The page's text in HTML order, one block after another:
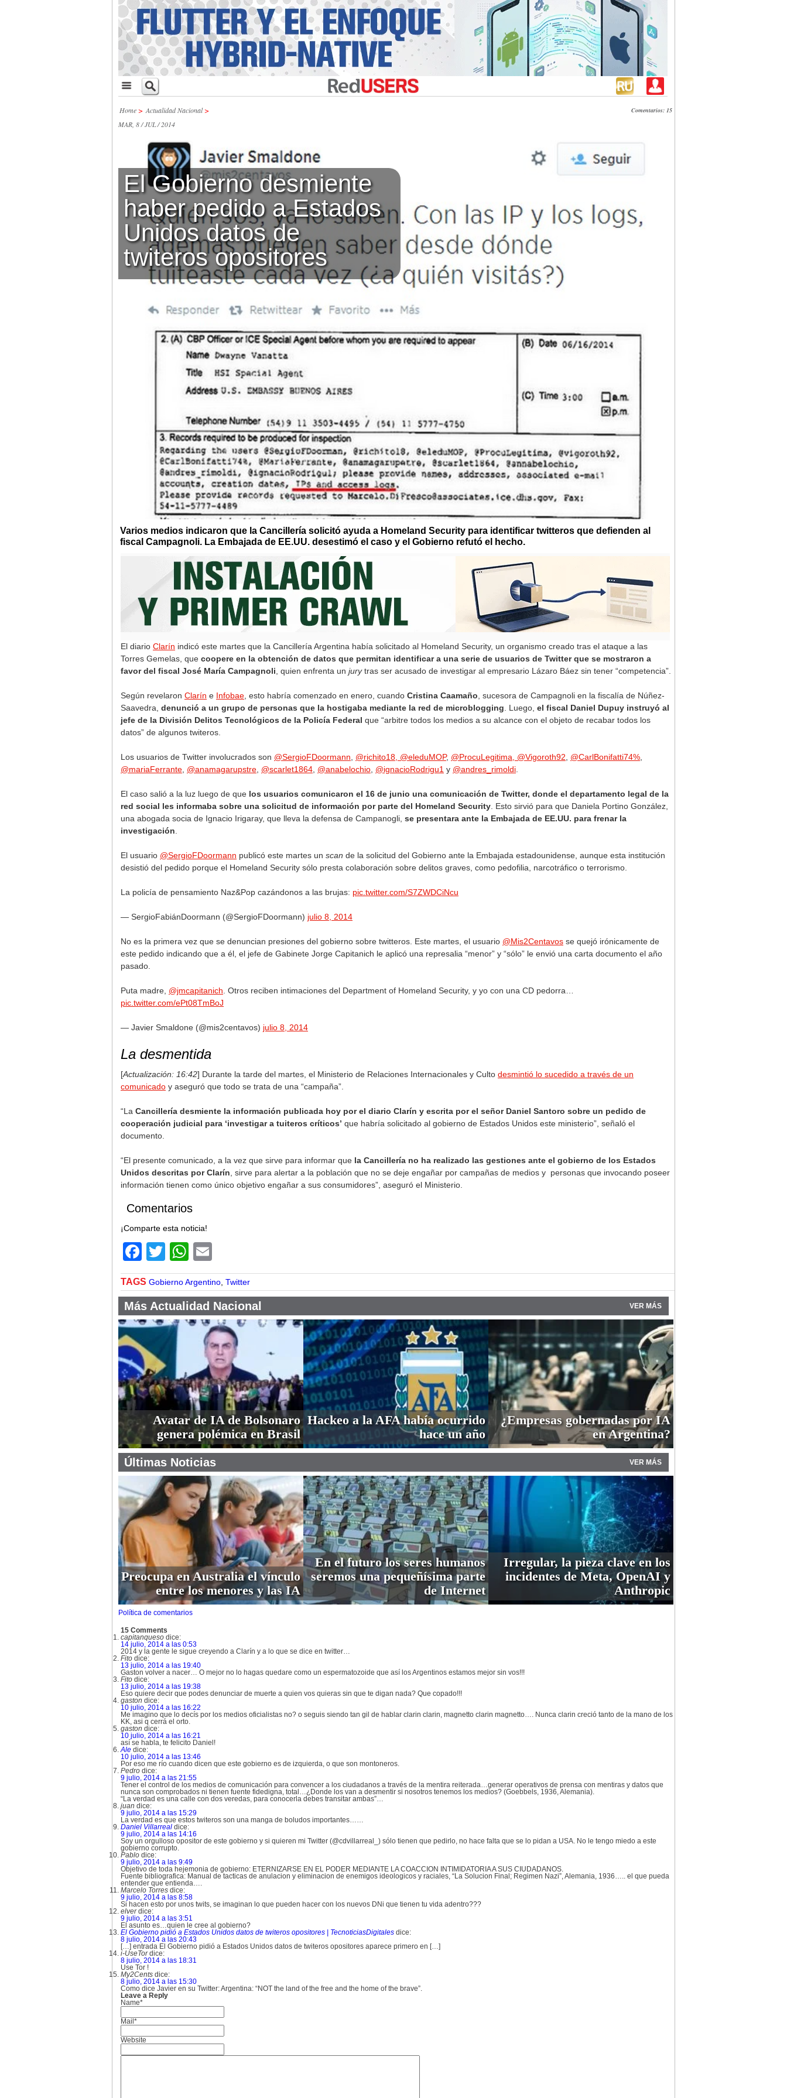
Home> Actualidad Nacional> Comentarios: 15
MAR, 8 / JUL / 2014
El Gobierno desmiente
haber pedido a Estados
Unidos datos de
twiteros opositores
Varios medios indicaron que la Cancillería solicitó ayuda a Homeland Security para identificar twitteros que defienden al
fiscal Campagnoli. La Embajada de EE.UU. desestimó el caso y el Gobierno refutó el hecho.
El diario Clarín indicó este martes que la Cancillería Argentina había solicitado al Homeland Security, un organismo creado tras el ataque a las
Torres Gemelas, que coopere en la obtención de datos que permitan identificar a una serie de usuarios de Twitter que se mostraron a
favor del fiscal José María Campagnoli , quien enfrenta un jurytras ser acusado de investigar al empresario Lázaro Báez sin tener “competencia”.
Según revelaron Clarín e Infobae , esto habría comenzado en enero, cuando Cristina Caamaño , sucesora de Campagnoli en la fiscalía de Núñez-
Saavedra, denunció a un grupo de personas que la hostigaba mediante la red de microblogging . Luego, el fiscal Daniel Dupuy instruyó al
jefe de la División Delitos Tecnológicos de la Policía Federal que “arbitre todos los medios a su alcance con el objeto de recabar todos los
datos” de algunos twiteros.
Los usuarios de Twitter involucrados son @SergioFDoormann @richito18, @eleduMOP, @ProcuLegitima, @Vigoroth92 @CarlBonifatti74%
@mariaFerrante @anamagarupstre @scarlet1864 @anabelochio @ignacioRodrigu1 y @andres_rimoldi
El caso salió a la luz luego de que los usuarios comunicaron el 16 de junio una comunicación de Twitter, donde el departamento legal de la
red social les informaba sobre una solicitud de información por parte del Homeland Security . Esto sirvió para que Daniela Portino González,
una abogada socia de Ignacio Irigaray, que lleva la defensa de Campanogli, se presentara ante la Embajada de EE.UU. para frenar la
investigación
El usuario @SergioFDoormann publicó este martes un scan de la solicitud del Gobierno ante la Embajada estadounidense, aunque esta institución
desistió del pedido porque el Homeland Security sólo presta colaboración sobre delitos graves, como pedofilia, narcotráfico o terrorismo.
La policía de pensamiento Naz&Pop cazándonos a las brujas: pic.twitter.com/S7ZWDCiNcu
— SergioFabiánDoormann (@SergioFDoormann) julio 8, 2014
No es la primera vez que se denuncian presiones del gobierno sobre twitteros. Este martes, el usuario @Mis2Centavos se quejó irónicamente de
este pedido indicando que a él, el jefe de Gabinete Jorge Capitanich le aplicó una represalia “menor” y “sólo” le envió una carta documento el año
pasado.
Puta madre, @jmcapitanich . Otros reciben intimaciones del Department of Homeland Security, y yo con una CD pedorra…
pic.twitter.com/ePt08TmBoJ
— Javier Smaldone (@mis2centavos) julio 8, 2014
La desmentida
[Actualización: 16:42] Durante la tarde del martes, el Ministerio de Relaciones Internacionales y Culto desmintió lo sucedido a través de un
comunicado y aseguró que todo se trata de una “campaña”.
“La Cancillería desmiente la información publicada hoy por el diario Clarín y escrita por el señor Daniel Santoro sobre un pedido de
cooperación judicial para ‘investigar a tuiteros críticos’ que habría solicitado al gobierno de Estados Unidos este ministerio”, señaló el
documento.
“El presente comunicado, a la vez que sirve para informar que la Cancillería no ha realizado las gestiones ante el gobierno de los Estados
Unidos descritas por Clarín , sirve para alertar a la población que no se deje engañar por campañas de medios y personas que invocando poseer
información tienen como único objetivo engañar a sus consumidores”, aseguró el Ministerio.
Comentarios
¡Comparte esta noticia!
Facebook
TwitterWhatsApp
TAGS Gobierno Argentino Twitter
Más Actualidad Nacional VER MÁS
Avatar de IA de Bolsonaro
genera polémica en Brasil
Hackeo a la AFA había ocurrido
hace un año
¿Empresas gobernadas por IA
en Argentina?
Últimas Noticias VER MÁS
Preocupa en Australia el vínculo
entre los menores y las IA
En el futuro los seres humanos
seremos una pequeñísima parte
de Internet
Irregular, la pieza clave en los
incidentes de Meta, OpenAI y
Anthropic
Política de comentarios
15 Comments
capitanqueso dice:
14 julio, 2014 a las 0:53
2014 y la gente le sigue creyendo a Clarín y a lo que se dice en twitter…
Fito dice:
13 julio, 2014 a las 19:40
Gaston volver a nacer… O mejor no lo hagas quedare como un espermatozoide que así los Argentinos estamos mejor sin vos!!!
Fito dice:
13 julio, 2014 a las 19:38
Eso quiere decir que podes denunciar de muerte a quien vos quieras sin que te digan nada? Que copado!!!
gaston dice:
10 julio, 2014 a las 16:22
Me imagino que lo decís por los medios oficialistas no? o seguis siendo tan gil de hablar clarin clarin, magnetto clarin magnetto…. Nunca clarin creció tanto de la mano de los
KK, asi q cerrá el orto.
gaston dice:
10 julio, 2014 a las 16:21
así se habla, te felicito Daniel!
Ale dice:
10 julio, 2014 a las 13:46
Por eso me río cuando dicen que este gobierno es de izquierda, o que son montoneros.
Pedro dice:
9 julio, 2014 a las 21:55
Tener el control de los medios de comunicación para convencer a los ciudadanos a través de la mentira reiterada…generar operativos de prensa con mentiras y datos que
nunca son comprobados ni tienen fuente fidedigna, total…¿Donde los van a desmentir si nosotros tenemos los medios? (Goebbels, 1936, Alemania).
“La verdad es una calle con dos veredas, para conocerla debes transitar ambas”…
juan dice:
9 julio, 2014 a las 15:29
La verdad es que estos twiteros son una manga de boludos importantes……
Daniel Villarreal dice:
9 julio, 2014 a las 14:16
Soy un orgulloso opositor de este gobierno y si quieren mi Twitter (@cdvillarreal_) sólo tienen que pedirlo, no hace falta que se lo pidan a USA. No le tengo miedo a este
gobierno corrupto.
Pablo dice:
9 julio, 2014 a las 9:49
Objetivo de toda hejemonia de gobierno: ETERNIZARSE EN EL PODER MEDIANTE LA COACCION INTIMIDATORIA A SUS CIUDADANOS.
Fuente bibliografica: Manual de tacticas de anulacion y eliminacion de enemigos ideologicos y raciales, “La Solucion Final; Regimen Nazi”, Alemania, 1936….. el que pueda
entender que entienda….
Marcelo Torres dice:
9 julio, 2014 a las 8:58
Si hacen esto por unos twits, se imaginan lo que pueden hacer con los nuevos DNi que tienen tu vida adentro???
elver dice:
9 julio, 2014 a las 3:51
El asunto es…quien le cree al gobierno?
El Gobierno pidió a Estados Unidos datos de twiteros opositores | TecnoticiasDigitales dice:
8 julio, 2014 a las 20:43
[…] entrada El Gobierno pidió a Estados Unidos datos de twiteros opositores aparece primero en […]
i-UseTor dice:
8 julio, 2014 a las 18:31
Use Tor !
My2Cents dice:
8 julio, 2014 a las 15:30
Como dice Javier en su Twitter: Argentina: “NOT the land of the free and the home of the brave”.
Leave a Reply
Name*
Mail*
Website